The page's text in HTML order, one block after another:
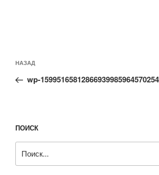
по
записям
Предыдущая
запись:
НАЗАД
wp-
ПОИСК